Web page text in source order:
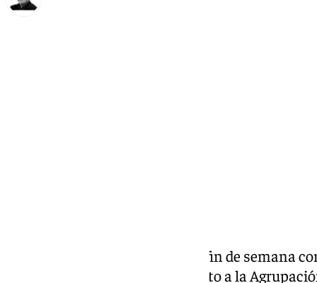
Las actividades empiezan este fin de semana
Julián el viernes y el sábado junto a la